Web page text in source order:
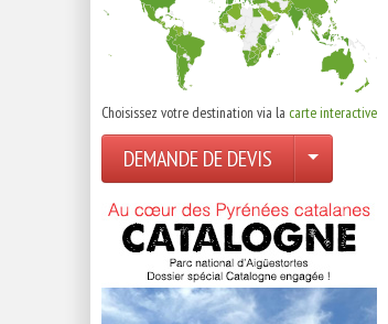
Choisissez votre destination via la carte interactive
DEMANDE DE DEVIS